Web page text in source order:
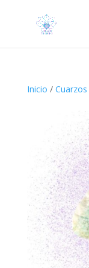
Inicio / Cuarzos